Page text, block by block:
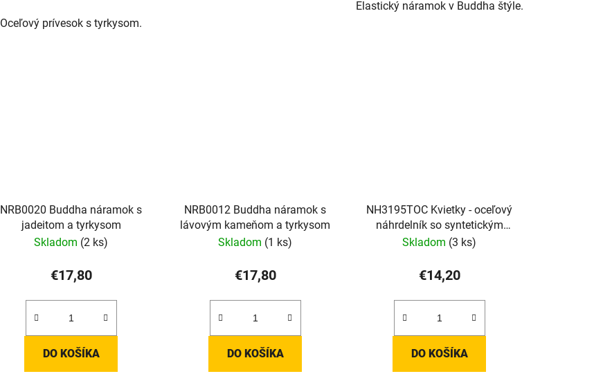
Oceľový prívesok s tyrkysom.
Elastický náramok v Buddha štýle.
NRB0020 Buddha náramok s
jadeitom a tyrkysom
Skladom (2 ks)
€17,80
DO KOŠÍKA
NRB0012 Buddha náramok s
lávovým kameňom a tyrkysom
Skladom (1 ks)
€17,80
DO KOŠÍKA
NH3195TOC Kvietky - oceľový
náhrdelník so syntetickým
tyrkysom
Skladom (3 ks)
€14,20
DO KOŠÍKA